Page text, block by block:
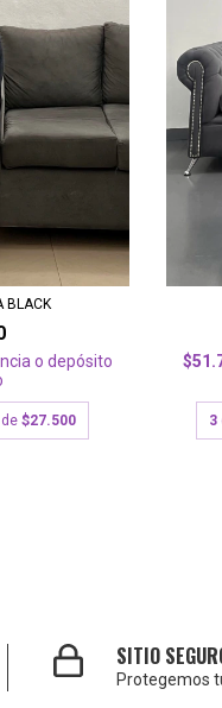
BLACK
o depósito
de$27.500 3
SITIO
Protegemos